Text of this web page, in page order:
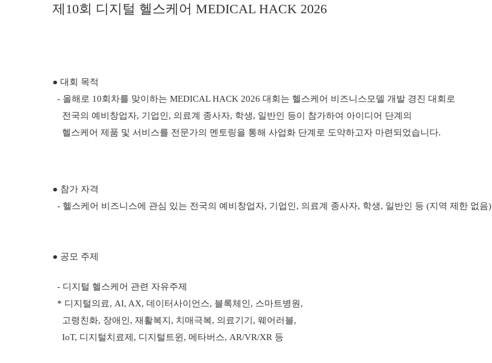
제10회 디지털 헬스케어 MEDICAL HACK 2026
● 대회 목적
- 올해로 10회차를 맞이하는 MEDICAL HACK 2026 대회는 헬스케어 비즈니스모델 개발 경진 대회로
전국의 예비창업자, 기업인, 의료계 종사자, 학생, 일반인 등이 참가하여 아이디어 단계의
헬스케어 제품 및 서비스를 전문가의 멘토링을 통해 사업화 단계로 도약하고자 마련되었습니다.
● 참가 자격
- 헬스케어 비즈니스에 관심 있는 전국의 예비창업자, 기업인, 의료계 종사자, 학생, 일반인 등 (지역 제한 없음)
● 공모 주제
- 디지털 헬스케어 관련 자유주제
* 디지털의료, AI, AX, 데이터사이언스, 블록체인, 스마트병원,
고령친화, 장애인, 재활복지, 치매극복, 의료기기, 웨어러블,
IoT, 디지털치료제, 디지털트윈, 메타버스, AR/VR/XR 등